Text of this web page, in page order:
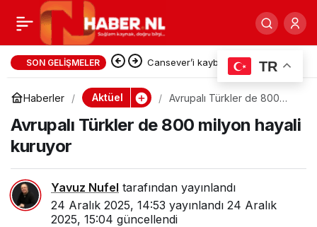
SON GELIŞMELER
Haberler Aktüel
Avrupalı Türkler de 800
Avrupalı Türkler de 800 milyon hayali
kuruyor
Yavuz Nufel tarafından yayınlandı
24 Aralık 2025, 14:53 yayınlandı 24 Aralık
2025, 15:04 güncellendi
TİGAD DİJİTAL MEDYA
ÇALIŞTAYI TÜRKİYE’NİN
DİJİTAL MEDYA
VİZYONUNA YÖN VERDİ
0 Paylaş
TR